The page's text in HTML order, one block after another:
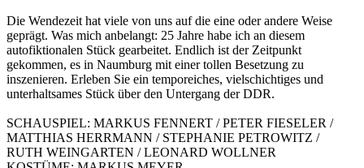
Die Wendezeit hat viele von uns auf die eine oder andere Weise
geprägt. Was mich anbelangt: 25 Jahre habe ich an diesem
autofiktionalen Stück gearbeitet. Endlich ist der Zeitpunkt
gekommen, es in Naumburg mit einer tollen Besetzung zu
inszenieren. Erleben Sie ein temporeiches, vielschichtiges und
unterhaltsames Stück über den Untergang der DDR.
SCHAUSPIEL: MARKUS FENNERT / PETER FIESELER /
MATTHIAS HERRMANN / STEPHANIE PETROWITZ /
RUTH WEINGARTEN / LEONARD WOLLNER